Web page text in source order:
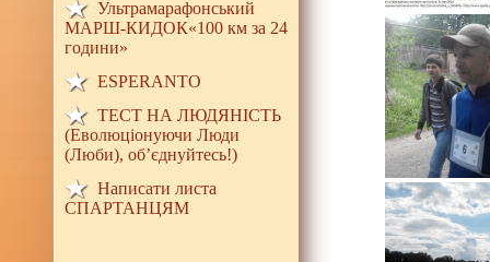
Ультрамарафонський
МАРШ-КИДОК«100 км за 24
години»
ESPERANTO
ТЕСТ НА ЛЮДЯНIСТЬ
(Еволюціонуючи Люди
(Люби), об’єднуйтесь!)
Написати листа
СПАРТАНЦЯМ